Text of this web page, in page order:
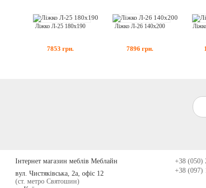
Ліжко Л-25 180x190
7853 грн.
Ліжко Л-26 140x200
7896 грн.
Інтернет магазин меблів Меблайн
вул. Чистяківська, 2а, офіс 12
(ст. метро Святошин)
+38 (050)
+38 (097)